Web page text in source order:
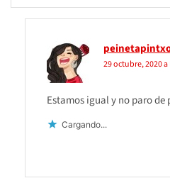
29 octubre, 2020 a
Estamos igual y no paro
Cargando...